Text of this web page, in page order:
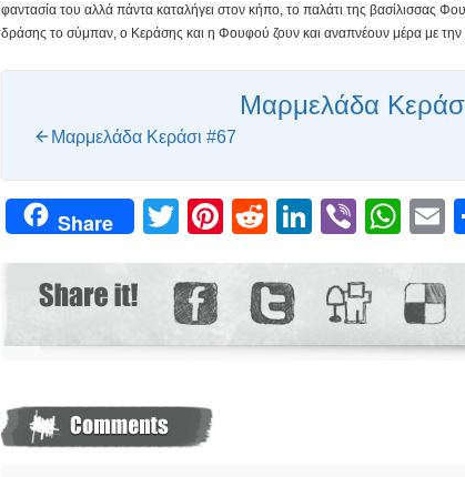
φαντασία του αλλά πάντα καταλήγει στον κήπο, το παλάτι της βασίλισσας
δράσης το σύμπαν, ο Κεράσης και η Φουφού ζουν και αναπνέουν μέρα με την
Μαρμελάδα
Μαρμελάδα Κεράσι #67
Share Twitter
Pinterest
RedditLinkedIn
Viber